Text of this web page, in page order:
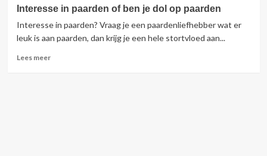
Interesse in paarden of ben je dol op paarden
Interesse in paarden? Vraag je een paardenliefhebber wat er
leuk is aan paarden, dan krijg je een hele stortvloed aan...
Lees meerLees